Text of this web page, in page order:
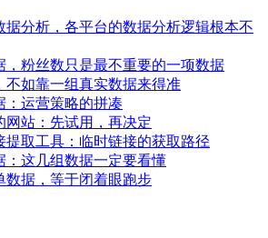
据分析，各平台的数据分析逻辑根本不
，粉丝数只是最不重要的一项数据
不如靠一组真实数据来得准
：运营策略的拼凑
网站：先试用，再决定
提取工具：临时链接的获取路径
：这几组数据一定要看懂
数据，等于闭着眼跑步